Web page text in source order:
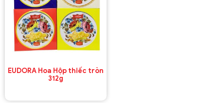
EUDORA Hoa Hộp thiếc tròn
312g